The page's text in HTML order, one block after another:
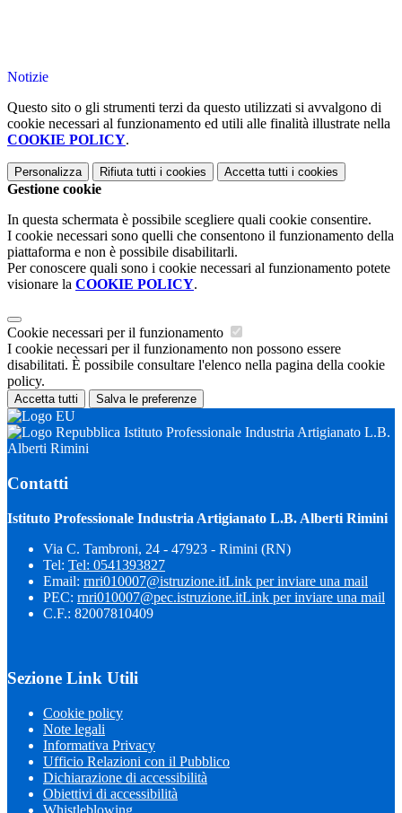
Notizie
Questo sito o gli strumenti terzi da questo utilizzati si avvalgono di
cookie necessari al funzionamento ed utili alle finalità illustrate nella
COOKIE POLICY.
Personalizza Rifiuta tutti i cookies Accetta tutti i cookies
Gestione cookie
In questa schermata è possibile scegliere quali cookie consentire.
I cookie necessari sono quelli che consentono il funzionamento della
piattaforma e non è possibile disabilitarli.
Per conoscere quali sono i cookie necessari al funzionamento potete
visionare la COOKIE POLICY.
Cookie necessari per il funzionamento
I cookie necessari per il funzionamento non possono essere
disabilitati. È possibile consultare l'elenco nella pagina della cookie
policy.
Accetta tutti Salva le preferenze
Istituto Professionale Industria Artigianato L.B.
Alberti Rimini
Contatti
Istituto Professionale Industria Artigianato L.B. Alberti Rimini
Via C. Tambroni, 24 - 47923 - Rimini (RN)
Tel: Tel: 0541393827
Email: rnri010007@istruzione.itLink per inviare una mail
PEC: rnri010007@pec.istruzione.itLink per inviare una mail
C.F.: 82007810409
Sezione Link Utili
Cookie policy
Note legali
Informativa Privacy
Ufficio Relazioni con il Pubblico
Dichiarazione di accessibilità
Obiettivi di accessibilità
Whistleblowing